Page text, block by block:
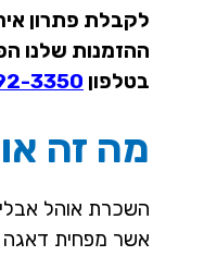
לקבלת פתרון
בטלפון 3350
מה זה
השכרת אוהל
אשר מפחית דאגה